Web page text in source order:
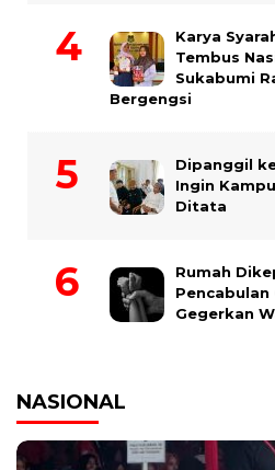
Karya
Tembus
Sukabumi
Bergengsi
Dipanggil
Ingin
Ditata
Rumah
Pencabulan
Gegerkan
NASIONAL